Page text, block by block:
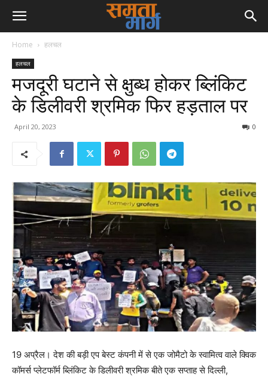
Home हलचल
हलचल
मजदूरी घटाने से क्षुब्ध होकर ब्लिंकिट
के डिलीवरी श्रमिक फिर हड़ताल पर
April 20, 2023 0
19 अप्रैल। देश की बड़ी एप बेस्ट कंपनी में से एक जोमैटो के स्वामित्व वाले क्विक
कॉमर्स प्लेटफॉर्म ब्लिंकिट के डिलीवरी श्रमिक बीते एक सप्ताह से दिल्ली,